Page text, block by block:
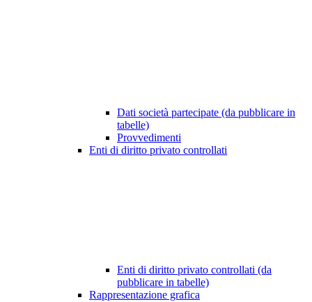
Dati società partecipate (da pubblicare in
tabelle)
Provvedimenti
Enti di diritto privato controllati
Enti di diritto privato controllati (da
pubblicare in tabelle)
Rappresentazione grafica